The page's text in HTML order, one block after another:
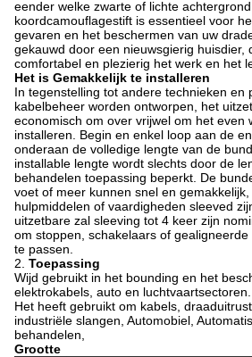
eender welke zwarte of lichte
koordcamouflagestift is essentieel voor
gevaren en het beschermen van uw
gekauwd door een nieuwsgierig huisdier,
comfortabel en plezierig het werk en het
Het is Gemakkelijk te installeren
In tegenstelling tot andere technieken en
kabelbeheer worden ontworpen, het
economisch om over vrijwel om het even
installeren. Begin en enkel loop aan de
onderaan de volledige lengte van de
installable lengte wordt slechts door de
behandelen toepassing beperkt. De
voet of meer kunnen snel en
hulpmiddelen of vaardigheden sleeved
uitzetbare zal sleeving tot 4 keer zijn
om stoppen, schakelaars of
te passen.
2. Toepassing
Wijd gebruikt in het bounding en het
elektrokabels, auto en luchtvaartsectoren.
Het heeft gebruikt om kabels,
industriële slangen, Automobiel,
behandelen,
Grootte